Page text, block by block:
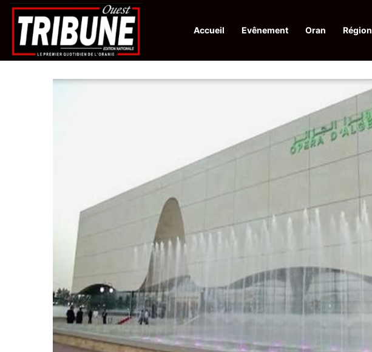
Accueil Evênement Oran Région
Infos en Direct: Protection de la ville sainte d’El-Qods : l’Algérie appelle à une action collective